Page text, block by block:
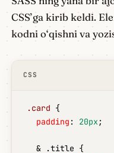
CSS’ga kirib keldi.
kodni o‘qishni va
CSS
.card {
  padding
: 20px;
  & .title {